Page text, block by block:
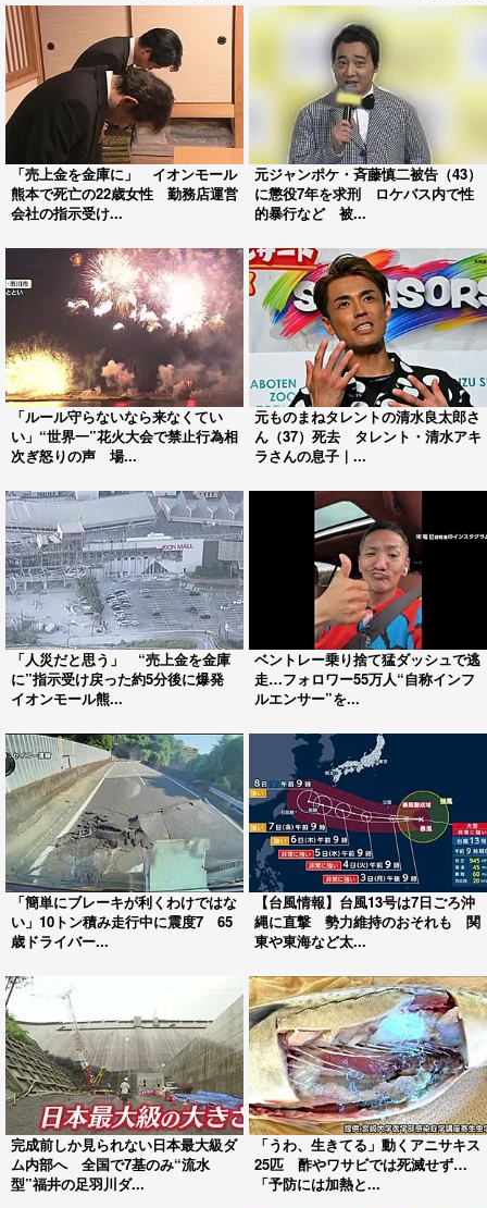
「売上金を金庫に」 イオンモール
熊本で死亡の22歳女性 勤務店運営
会社の指示受け...
元ジャンポケ・斉藤慎二被告（43）
に懲役7年を求刑 ロケバス内で性
的暴行など 被...
「ルール守らないなら来なくてい
い」“世界一”花火大会で禁止行為相
次ぎ怒りの声 場...
元ものまねタレントの清水良太郎さ
ん（37）死去 タレント・清水アキ
ラさんの息子｜...
「人災だと思う」 “売上金を金庫
に”指示受け戻った約5分後に爆発
イオンモール熊...
ベントレー乗り捨て猛ダッシュで逃
走…フォロワー55万人“自称インフ
ルエンサー”を...
「簡単にブレーキが利くわけではな
い」10トン積み走行中に震度7 65
歳ドライバー...
【台風情報】台風13号は7日ごろ沖
縄に直撃 勢力維持のおそれも 関
東や東海など太...
完成前しか見られない日本最大級ダ
ム内部へ 全国で7基のみ“流水
型”福井の足羽川ダ...
「うわ、生きてる」動くアニサキス
25匹 酢やワサビでは死滅せず…
「予防には加熱と...